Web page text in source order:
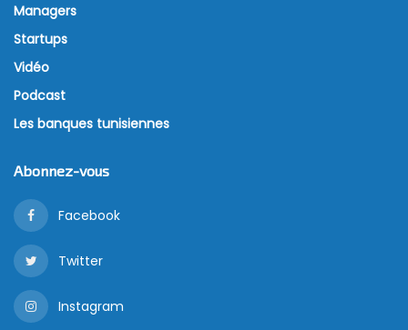
Managers
Startups
Vidéo
Podcast
Les banques tunisiennes
Abonnez-vous
Facebook
Twitter
Instagram